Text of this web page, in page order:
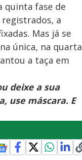
quinta fase de
a
Mas já se
única, na quarta
a taça em
deixe a sua
use máscara. E